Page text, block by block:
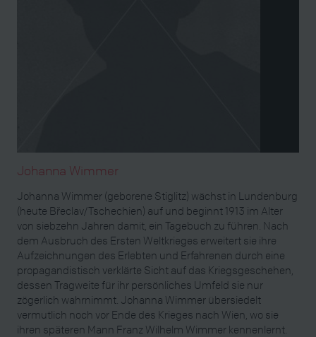
Johanna Wimmer
Johanna Wimmer (geborene Stiglitz) wächst in Lundenburg
(heute Břeclav/Tschechien) auf und beginnt 1913 im Alter
von siebzehn Jahren damit, ein Tagebuch zu führen. Nach
dem Ausbruch des Ersten Weltkrieges erweitert sie ihre
Aufzeichnungen des Erlebten und Erfahrenen durch eine
propagandistisch verklärte Sicht auf das Kriegsgeschehen,
dessen Tragweite für ihr persönliches Umfeld sie nur
zögerlich wahrnimmt. Johanna Wimmer übersiedelt
vermutlich noch vor Ende des Krieges nach Wien, wo sie
ihren späteren Mann Franz Wilhelm Wimmer kennenlernt.